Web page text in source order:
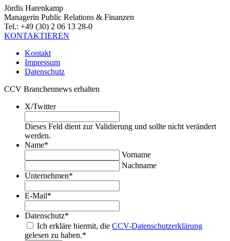
Jördis Harenkamp
Managerin Public Relations & Finanzen
Tel.: +49 (30) 2 06 13 28-0
KONTAKTIEREN
Kontakt
Impressum
Datenschutz
CCV Branchennews erhalten
X/Twitter
Dieses Feld dient zur Validierung und sollte nicht verändert
werden.
Name*
Vorname
Nachname
Unternehmen*
E-Mail*
Datenschutz*
Ich erkläre hiermit, die CCV-Datenschutzerklärung
gelesen zu haben.*